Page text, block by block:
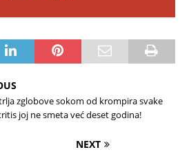
zglobove sokom od krompira svake
joj ne smeta već deset godina!
NEXT